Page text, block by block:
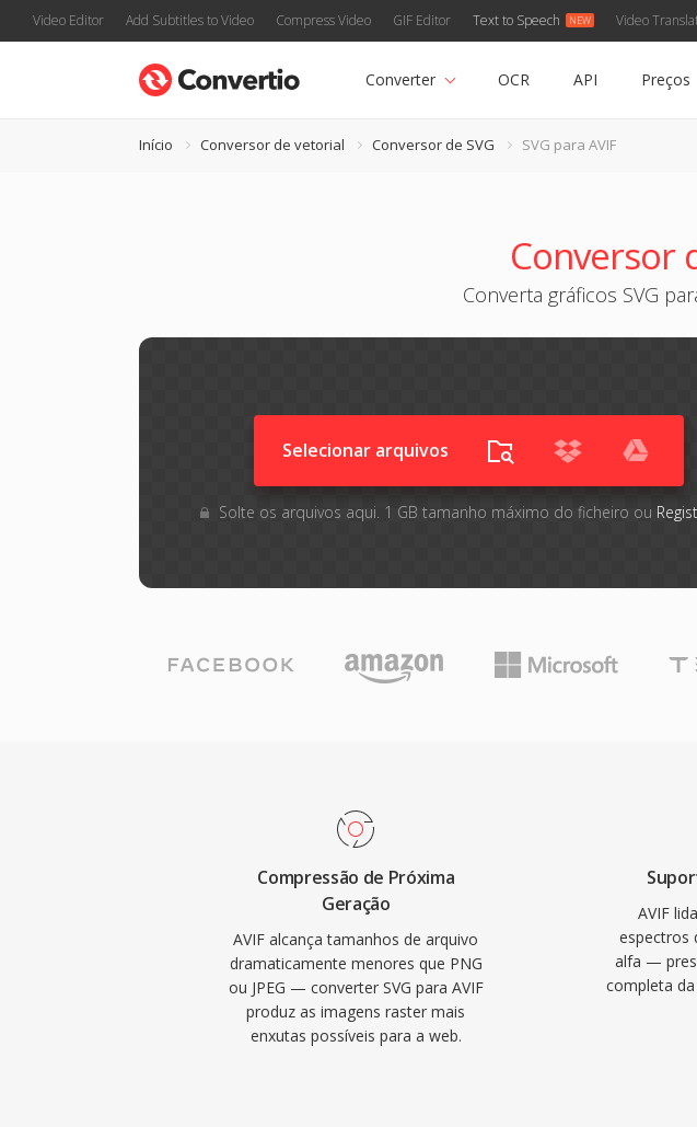
Video Editor Add Subtitles to Video Compress Video GIF Editor Text to Speech Video
Converter OCR API Preços
Início Conversor de vetorial Conversor de SVG SVG para AVIF
Conversor
Converta gráficos SVG
Selecionar arquivos
Solte os arquivos aqui. 1 GB tamanho máximo do ficheiro ou
Compressão de Próxima
Geração
AVIF alcança tamanhos de arquivo
dramaticamente menores que PNG
ou JPEG — converter SVG para AVIF
produz as imagens raster mais
enxutas possíveis para a web.
AVIF
espectros
alfa —
completa